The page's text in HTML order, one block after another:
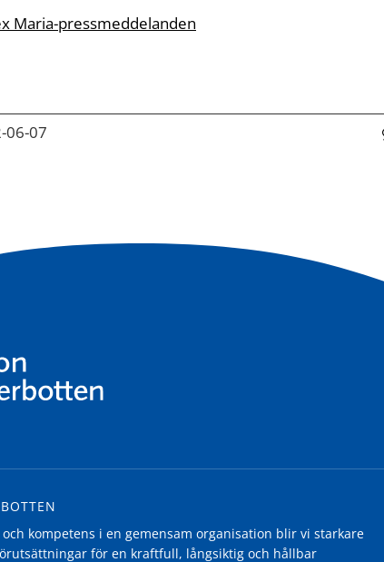
Maria-pressmeddelanden
06-07
kompetens i en gemensam organisation blir vi starkare
för en kraftfull, långsiktig och hållbar